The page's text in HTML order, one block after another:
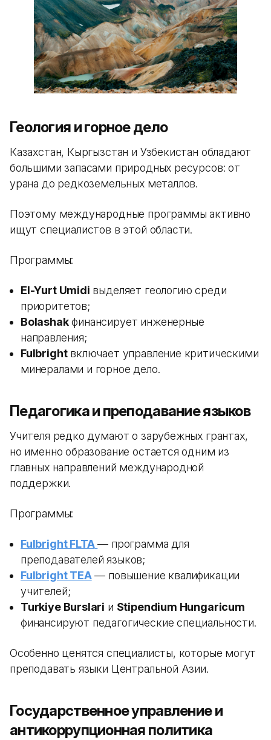
Геология и горное дело
Казахстан, Кыргызстан и Узбекистан обладают
большими запасами природных ресурсов: от
урана до редкоземельных металлов.
Поэтому международные программы активно
ищут специалистов в этой области.
Программы:
El-Yurt Umidi выделяет геологию среди
приоритетов;
Bolashakфинансирует инженерные
направления;
Fulbrightвключает управление критическими
минералами и горное дело.
Педагогика и преподавание языков
Учителя редко думают о зарубежных грантах,
но именно образование остается одним из
главных направлений международной
поддержки.
Программы:
Fulbright FLTA — программа для
преподавателей языков;
Fulbright TEA— повышение квалификации
учителей;
Turkiye Burslari и Stipendium Hungaricum
финансируют педагогические специальности.
Особенно ценятся специалисты, которые могут
преподавать языки Центральной Азии.
Государственное управление и
антикоррупционная политика